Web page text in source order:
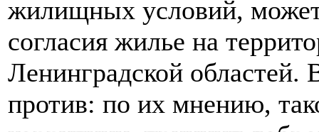
жилищных условий,
согласия жилье на
Ленинградской областей.
против: по их мнению,